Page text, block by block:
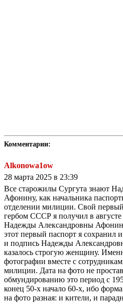
Комментарии:
Alkonowa1ow
28 марта 2025 в 23:39
Все старожилы Сургута знают
Афонину, как начальника
отделении милиции. Свой первый
гербом СССР я получил в
Надежды Александровны
этот первый паспорт я сохранил
и подпись Надежды
казалось строгую женщину.
фотографии вместе с
милиции. Дата на фото не
обмундированию это период с
конец 50-х начало 60-х, ибо
на фото разная: и кители, и